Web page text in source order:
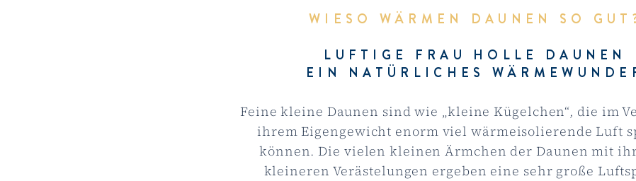
WIESO WÄRMEN DAUNEN SO
LUFTIGE FRAU HOLLE DAUNEN
EIN NATÜRLICHES
Feine kleine Daunen sind wie „kleine Kügelchen“, die im
ihrem Eigengewicht enorm viel wärmeisolierende Luft
können. Die vielen kleinen Ärmchen der Daunen mit
kleineren Verästelungen ergeben eine sehr große